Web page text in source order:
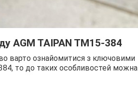
AGM TAIPAN TM15-384
варто ознайомитися з ключовими
то до таких особливостей можна